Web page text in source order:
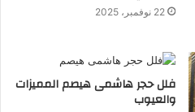
22 نوفمبر، 2025
فلل حجر هاشمى هيصم المميزات
والعيوب